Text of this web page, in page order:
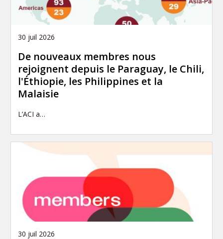
30 juil 2026
De nouveaux membres nous
rejoignent depuis le Paraguay, le Chili,
l'Éthiopie, les Philippines et la
Malaisie
L’ACI a…
30 juil 2026